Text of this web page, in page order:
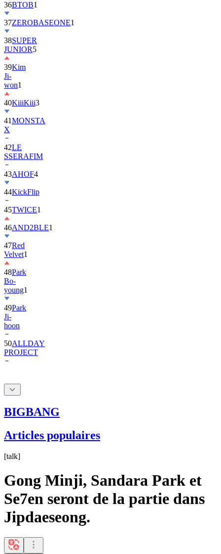
37ZEROBASEONE
38SUPER
JUNIOR
39Kim
Ji-
won1
40KiiiKiii
41MONSTA
X
42
SSERAFIM
43AHOF4
44KickFlip
45TWICE1
46AND2BLE
47Red
Velvet
48Park
Bo-
young1
49Park
Ji-
hoon
50ALLDAY
PROJECT
BIGBANG
Articles populaires
[talk]
Gong Minji, Sandara Park et
Se7en seront de la partie dans
Jipdaeseong.